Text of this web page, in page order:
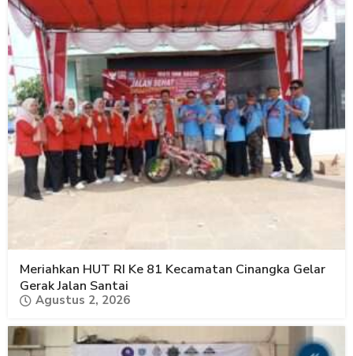
Meriahkan HUT RI Ke 81 Kecamatan Cinangka Gelar
Gerak Jalan Santai
Agustus 2, 2026